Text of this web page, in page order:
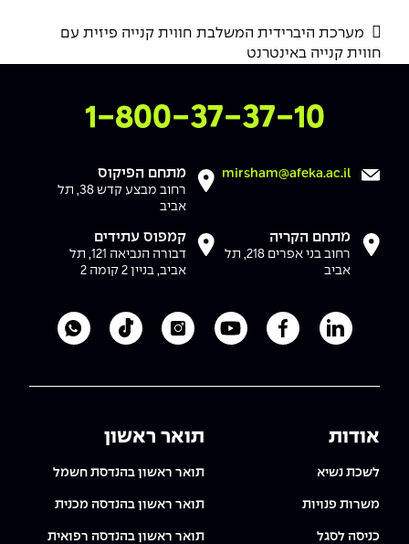
מערכת היברידית המשלבת חווית קנייה פיזית עם
חווית קנייה באינטרנט
צרו איתנו קשר
1-800-37-37-10
mirsham@afeka.ac.il מתחם הפיקוס
רחוב מבצע קדש 38, תל
אביב
מתחם הקריה
רחוב בני אפרים 218, תל
אביב
קמפוס עתידים
דבורה הנביאה 121, תל
אביב, בניין 2 קומה 2
לעמוד הלינקדאין של מכללת אפקה
לעמוד הפייסבוק של מכללת אפקה
לעמוד היוטיוב של מכללת אפקה
לעמוד האינסטגרם של
לעמוד הטיקטוק
אודות
לשכת נשיא
משרות פנויות
כניסה לסגל
תואר ראשון
תואר ראשון בהנדסת חשמל
תואר ראשון בהנדסה מכנית
תואר ראשון בהנדסה רפואית
כתבי עת
כואבים את לכתם
לעבוד באפקה
משרות פנויות
אזור אישי
כניסה לסגל
כניסה לסטודנטים
היחידה לאנגלית
היחידה לחברה ורוח
היחידה ללימודי חוץ
קורס ניהול לוגיסטיקה ורכש
קורס דירקטורים
אווירה נפיצה במתקני חשמל ומכשור
לכל הקורסים
סמסטר ראשון בתיכון
מעורבות חברתית
מרכז החדשנות והיזמות
המרכז לקידום הלמידה
מלגות
The Afeka Shop